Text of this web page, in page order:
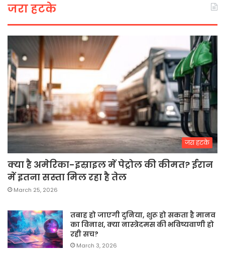
जरा हटके
जरा हटके
क्या है अमेरिका-इस्राइल में पेट्रोल की कीमत? ईरान
में इतना सस्ता मिल रहा है तेल
March 25, 2026
तबाह हो जाएगी दुनिया, शुरू हो सकता है मानव
का विनाश, क्या नास्त्रेदमस की भविष्यवाणी हो
रही सच?
March 3, 2026